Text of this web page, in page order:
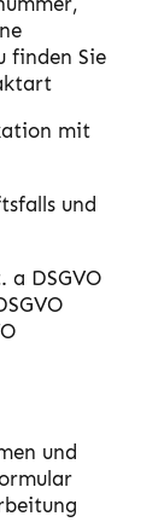
finden Sie
mit
und
a DSGVO
und